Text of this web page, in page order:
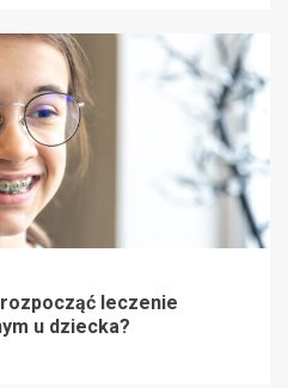
leczenie
u dziecka?